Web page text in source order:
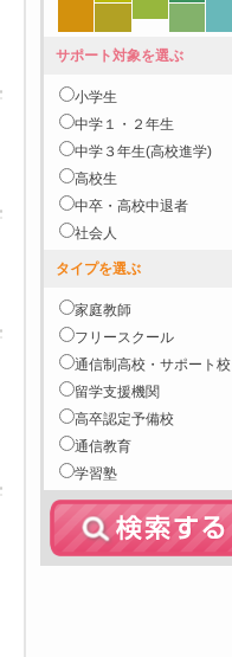
サポート対象を選ぶ
小学生
中学１・２年生
中学３年生(高校進学)
高校生
中卒・高校中退者
社会人
タイプを選ぶ
家庭教師
フリースクール
通信制高校・サポート校
留学支援機関
高卒認定予備校
通信教育
学習塾